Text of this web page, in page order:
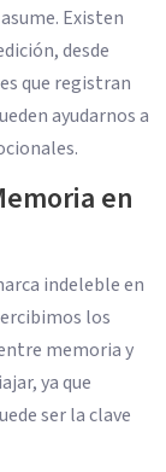
Existen
desde
que registran
ayudarnos a
en
indeleble en
los
memoria y
ya que
ser la clave